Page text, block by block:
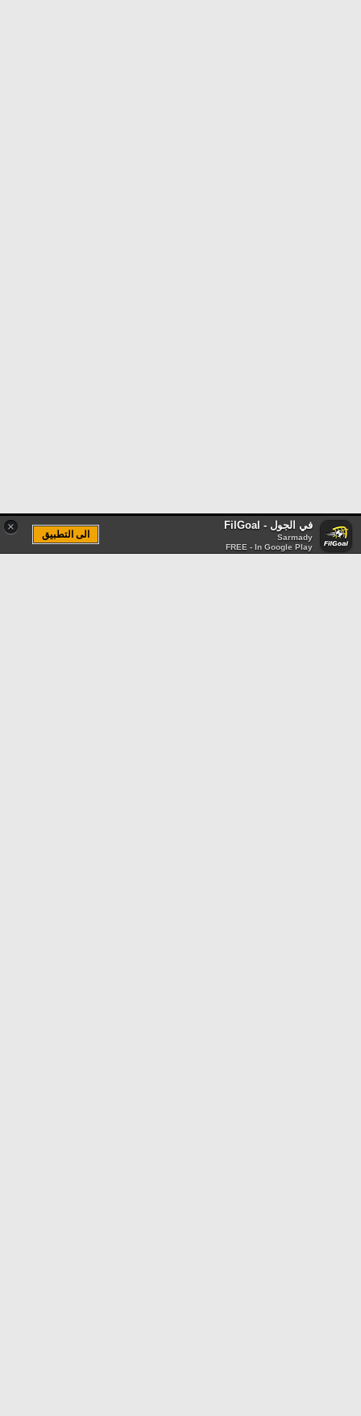
× في الجول - FilGoal
Sarmady
FREE - In Google Play
الى التطبيق